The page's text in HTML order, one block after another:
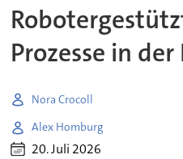
Prozesse in
Nora Crocoll
Alex Homburg
20. Juli 2026